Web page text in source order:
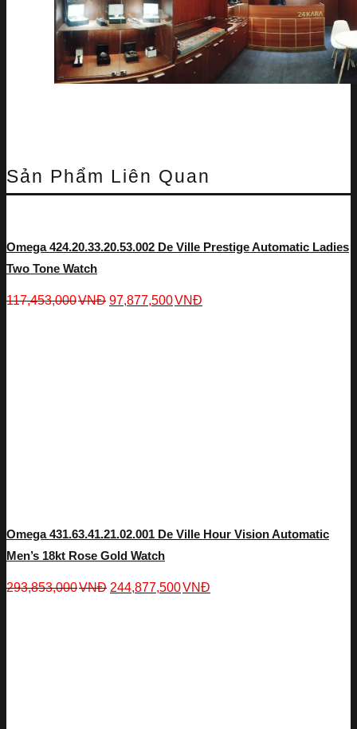
Sản Phẩm Liên Quan
Omega 424.20.33.20.53.002 De Ville Prestige Automatic Ladies
Two Tone Watch
117,453,000VNĐ 97,877,500VNĐ
Omega 431.63.41.21.02.001 De Ville Hour Vision Automatic
Men’s 18kt Rose Gold Watch
293,853,000VNĐ 244,877,500VNĐ